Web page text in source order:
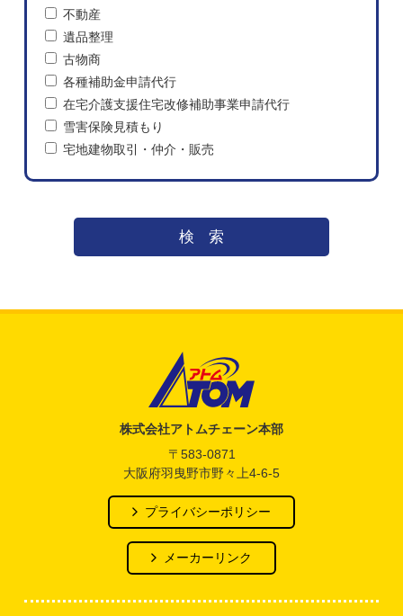
不動産
遺品整理
古物商
各種補助金申請代行
在宅介護支援住宅改修補助事業申請代行
雪害保険見積もり
宅地建物取引・仲介・販売
検索
株式会社アトムチェーン本部
〒583-0871
大阪府羽曳野市野々上4-6-5
プライバシーポリシー
メーカーリンク